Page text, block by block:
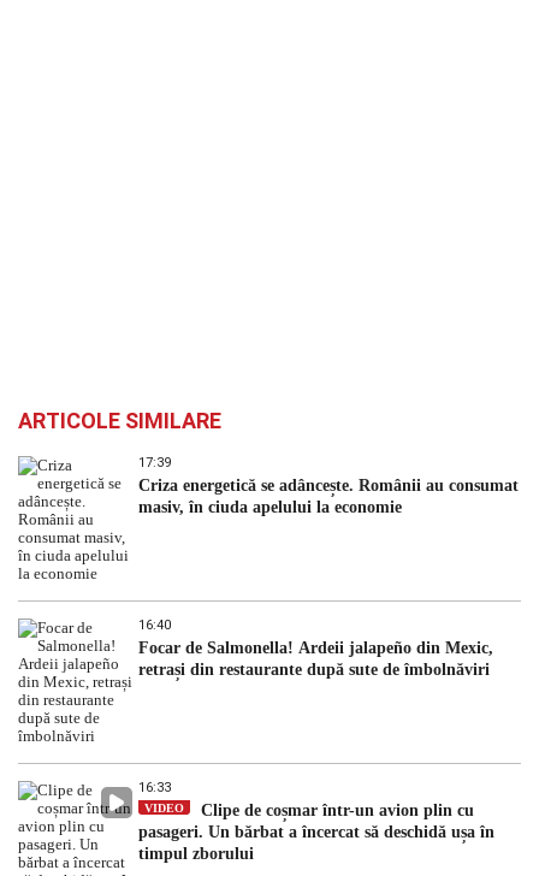
ARTICOLE SIMILARE
17:39
Criza energetică se adâncește. Românii au consumat
masiv, în ciuda apelului la economie
16:40
Focar de Salmonella! Ardeii jalapeño din Mexic,
retrași din restaurante după sute de îmbolnăviri
16:33
VIDEO
Clipe de coșmar într-un avion plin cu
pasageri. Un bărbat a încercat să deschidă ușa în
timpul zborului